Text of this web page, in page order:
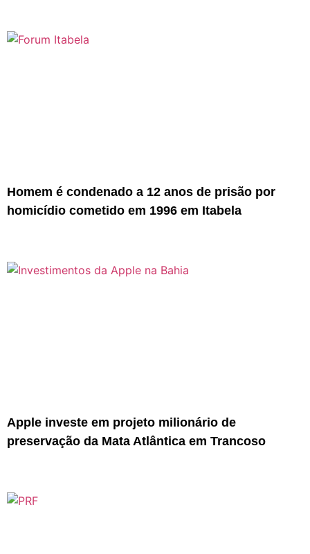
Homem é condenado a 12 anos de prisão por
homicídio cometido em 1996 em Itabela
Apple investe em projeto milionário de
preservação da Mata Atlântica em Trancoso